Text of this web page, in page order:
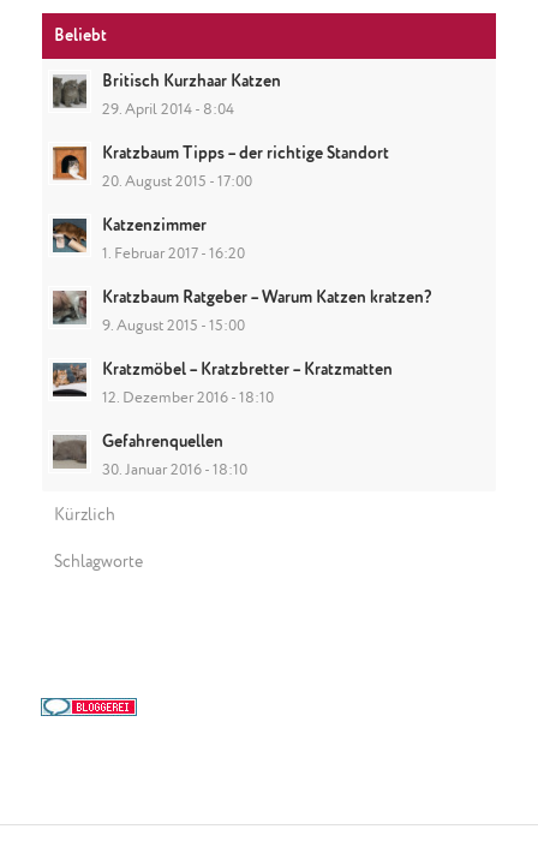
Beliebt
Britisch Kurzhaar Katzen
29. April 2014 - 8:04
Kratzbaum Tipps – der richtige Standort
20. August 2015 - 17:00
Katzenzimmer
1. Februar 2017 - 16:20
Kratzbaum Ratgeber – Warum Katzen kratzen?
9. August 2015 - 15:00
Kratzmöbel – Kratzbretter – Kratzmatten
12. Dezember 2016 - 18:10
Gefahrenquellen
30. Januar 2016 - 18:10
Kürzlich
Schlagworte